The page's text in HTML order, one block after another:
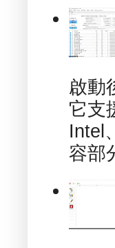
啟動
它支
Intel
容部